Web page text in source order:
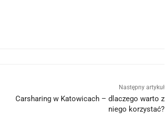
Następny artykuł
Carsharing w Katowicach – dlaczego warto z
niego korzystać?